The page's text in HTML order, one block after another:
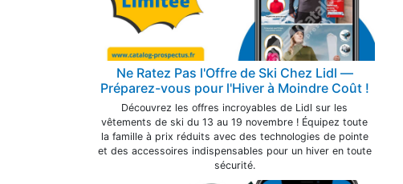
Ne Ratez Pas l'Offre de Ski Chez Lidl —
Préparez-vous pour l'Hiver à Moindre Coût !
Découvrez les offres incroyables de Lidl sur les
vêtements de ski du 13 au 19 novembre ! Équipez toute
la famille à prix réduits avec des technologies de pointe
et des accessoires indispensables pour un hiver en toute
sécurité.